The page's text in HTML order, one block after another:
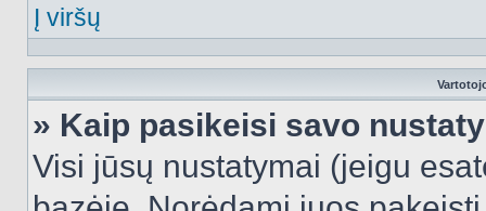
Į viršų
» Kaip pasikeisi savo
Visi jūsų nustatymai (jeigu